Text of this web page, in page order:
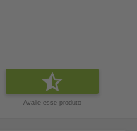
Avalie esse produto